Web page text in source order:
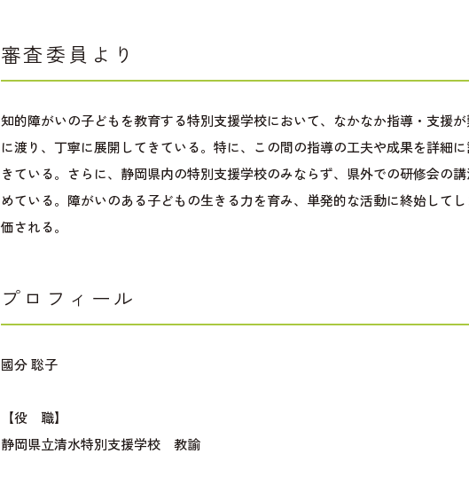
審査委員より
知的障がいの子どもを教育する特別支援学校において、なかなか指導・支援
に渡り、丁寧に展開してきている。特に、この間の指導の工夫や成果を詳細
きている。さらに、静岡県内の特別支援学校のみならず、県外での研修会の
めている。障がいのある子どもの生きる力を育み、単発的な活動に終始して
価される。
プロフィール
國分 聡子
【役 職】
静岡県立清水特別支援学校 教諭